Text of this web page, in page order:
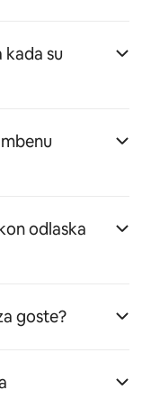
kada su
odlaska
goste?